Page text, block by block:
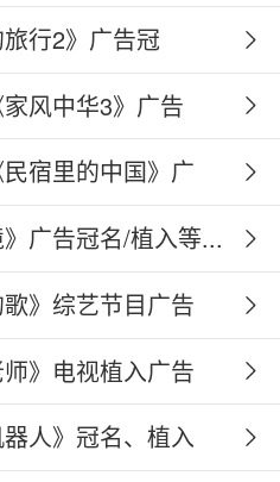
行2》广告冠
风中华3》广告
宿里的中国》广
广告冠名/植入等...
》综艺节目广告
》电视植入广告
人》冠名、植入